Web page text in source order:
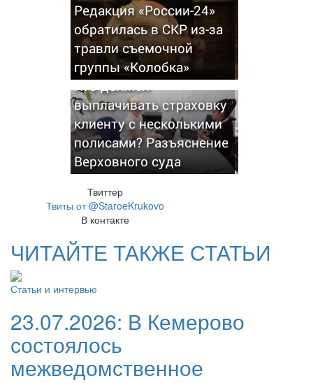
Редакция «России-24»
обратилась в СКР из-за
травли съемочной
группы «Колобка»
Кто должен
выплачивать страховку
клиенту с несколькими
полисами? Разъяснение
Верховного суда
Твиттер
Твиты от @StaroeKrukovo
В контакте
ЧИТАЙТЕ ТАКЖЕ СТАТЬИ
Статьи и интервью
23.07.2026: В Кемерово
состоялось
межведомственное